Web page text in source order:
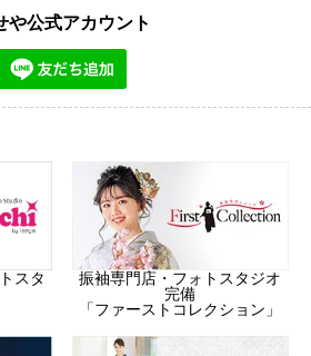
や公式アカウント
スタ 振袖専門店・フォトスタジオ
完備
「ファーストコレクション」